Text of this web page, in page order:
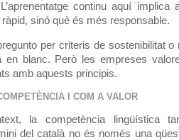
continu aquí implica
sinó què és més responsable.
per criteris de sostenibilitat o
en blanc. Però les empreses
amb aquests principis.
I COM A VALOR
la competència lingüística
del català no és només una